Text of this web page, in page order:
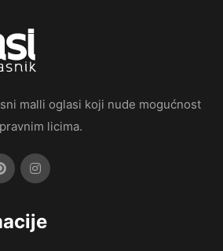
malli oglasi koji nude mogućnost
licima.